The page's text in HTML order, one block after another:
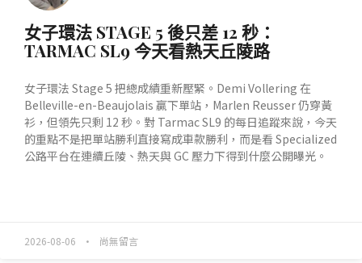
女子環法 STAGE 5 後只差 12 秒：
TARMAC SL9 今天看熱天丘陵路
女子環法 Stage 5 把總成績重新壓緊。Demi Vollering 在
Belleville-en-Beaujolais 贏下單站，Marlen Reusser 仍穿黃
衫，但領先只剩 12 秒。對 Tarmac SL9 的每日追蹤來說，今天
的重點不是把單站勝利直接寫成車款勝利，而是看 Specialized
公路平台在連續丘陵、熱天與 GC 壓力下得到什麼公開曝光。
2026-08-06 尚無留言